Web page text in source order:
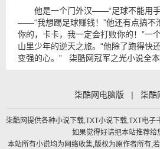
他是一个门外汉——“足球不能用
——“我想踢足球赚钱！”他还有点搞
你的，卡卡，我一定会打败你的！”一
山里少年的逆天之旅。“他除了跑得快
变强的心。” 柒酷网冠军之光小说全
柒酷网电脑版 | 柒酷
柒酷网提供各种小说下载,TXT小说下载,TXT电子
如果觉得好请把本站推荐给
本站所有小说均为网络收集,版权为原作者所有,